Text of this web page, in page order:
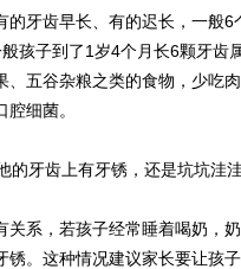
牙齿早长、有的迟长，一般6
孩子到了1岁4个月长6颗牙齿
五谷杂粮之类的食物，少吃
细菌。
牙齿上有牙锈，还是坑坑洼
系，若孩子经常睡着喝奶，
。这种情况建议家长要让孩